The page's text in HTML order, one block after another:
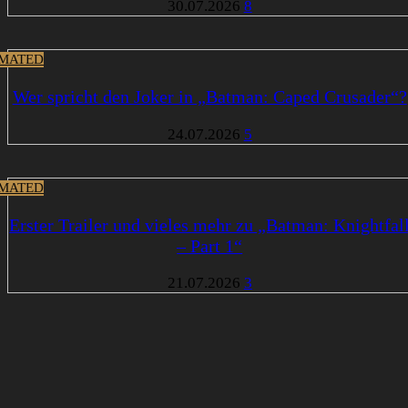
30.07.2026 8
Wer spricht den Joker in „Batman: Caped Crusader“?
24.07.2026 5
Erster Trailer und vieles mehr zu „Batman:
– Part 1“
21.07.2026 3